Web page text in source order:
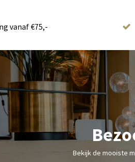
vanaf €75,-
Bekijk de mooiste